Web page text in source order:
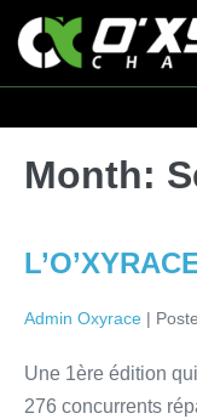
Month:
Admin Oxyrace |
Une 1ère édition
276 concurrents